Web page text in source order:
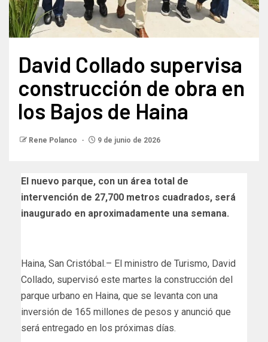
David Collado supervisa
construcción de obra en
los Bajos de Haina
Rene Polanco 9 de junio de 2026
El nuevo parque, con un área total de
intervención de 27,700 metros cuadrados, será
inaugurado en aproximadamente una semana.
Haina, San Cristóbal.– El ministro de Turismo, David
Collado, supervisó este martes la construcción del
parque urbano en Haina, que se levanta con una
inversión de 165 millones de pesos y anunció que
será entregado en los próximas días.